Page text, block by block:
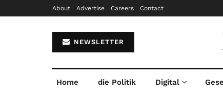
About Advertise Careers Contact
NEWSLETTER
Home die Politik Digital